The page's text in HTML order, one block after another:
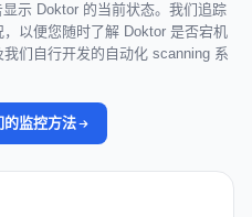
示 Doktor 的当前状态。我们追踪
以便您随时了解 Doktor 是否宕机
们自行开发的自动化 scanning 系
的监控方法